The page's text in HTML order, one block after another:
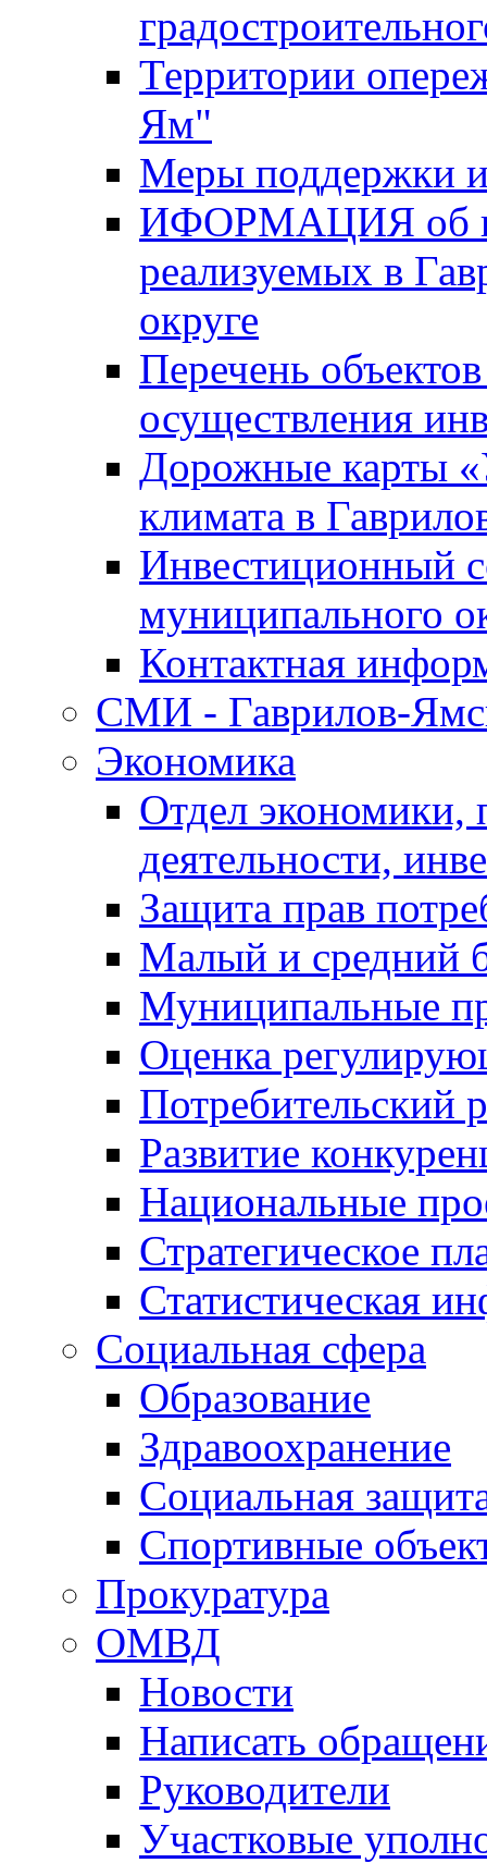
Территории
Ям"
Меры поддержки
ИФОРМАЦИЯ об
реализуемых в
округе
Перечень
осуществления
Дорожные карты
климата в
Инвестиционный
муниципального
Контактная
СМИ - Гаврилов-
Экономика
Отдел экономики,
деятельности,
Защита прав
Малый и средний
Муниципальные
Оценка
Потребительский
Развитие
Национальные
Стратегическое
Статистическая
Социальная сфера
Образование
Здравоохранение
Социальная
Спортивные
Прокуратура
ОМВД
Новости
Написать
Руководители
Участковые